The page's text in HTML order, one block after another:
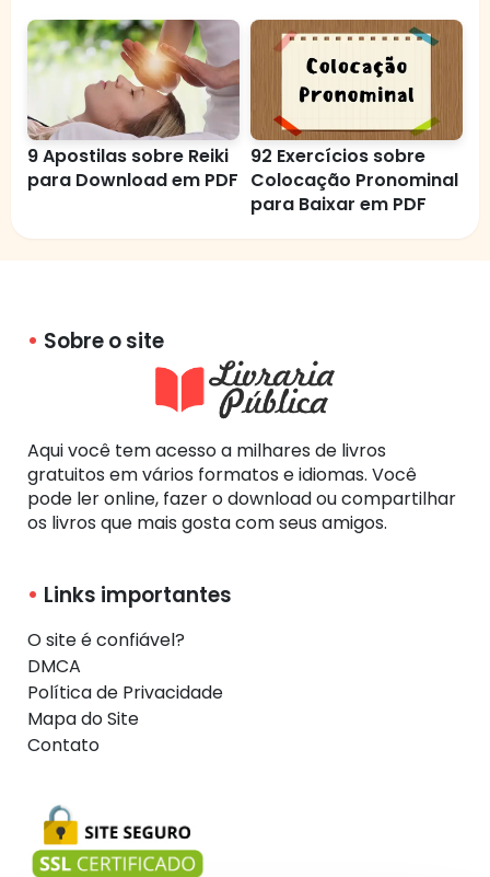
9 Apostilas sobre Reiki
para Download em PDF
92 Exercícios sobre
Colocação Pronominal
para Baixar em PDF
Sobre o site
Aqui você tem acesso a milhares de livros
gratuitos em vários formatos e idiomas. Você
pode ler online, fazer o download ou compartilhar
os livros que mais gosta com seus amigos.
Links importantes
O site é confiável?
DMCA
Política de Privacidade
Mapa do Site
Contato